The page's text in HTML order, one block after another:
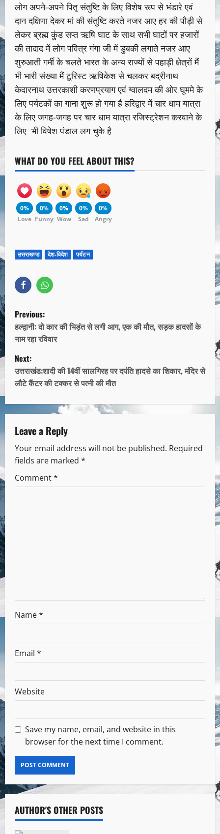
लोग अपने-अपने पितृ संतुष्टि के लिए विशेष रूप से भंडारे एवं
दान दक्षिणा देकर मां की संतुष्टि करते नजर आए हर की पौड़ी से
लेकर ब्रह्म कुंड सप्त ऋषि घाट के साथ सभी घाटों पर हजारों
की तादाद में लोग पवित्र गंगा जी में डुबकी लगाते नजर आए
शुरुआती गर्मी के चलते भारत के अन्य राज्यों से पहाड़ी क्षेत्रों मैं
भी भारी संख्या मैं टूरिस्ट ऋषिकेश से चलकर बद्रीनाथ
केदारनाथ उत्तरकाशी करणप्रयाग एवं ग्वालदम की ओर घूममे के
लिए पर्यटकों का गाना शुरू हो गया है हरिद्वार में चार धाम यात्रा
के लिए जगह-जगह पर चार धाम यात्रा रजिस्ट्रेशन करवाने के
लिए भी विषेश पंडाल लग चुके है
WHAT DO YOU FEEL ABOUT THIS?
0%
Love
0%
Funny
0%
Wow
0%
Sad
0%
Angry
उत्तराखण्ड देश-विदेश पर्यटन
Previous:
हल्द्वानी: दो कार की भिड़ंत से लगी आग, एक की मौत, सड़क हादसों के
नाम रहा रविवार
Next:
उत्तराखंड:शादी की 14वीं सालगिरह पर दपंति हादसे का शिकार, मंदिर से
लौटे कैंटर की टक्कर से पत्नी की मौत
Leave a Reply
Your email address will not be published. Required
fields are marked *
Comment*
Name*
Email *
Website
Save my name, email, and website in this
browser for the next time I comment.
AUTHOR'S OTHER POSTS